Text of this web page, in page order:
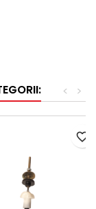
>
<
favorite_border